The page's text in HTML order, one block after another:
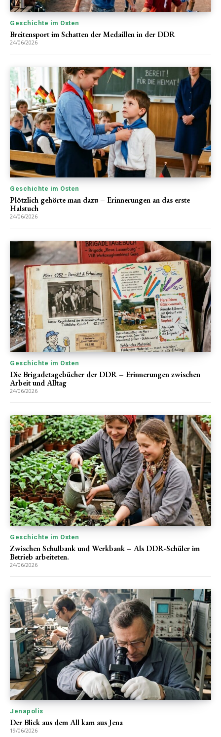
Geschichte im Osten
Breitensport im Schatten der Medaillen in der DDR
24/06/2026
Geschichte im Osten
Plötzlich gehörte man dazu – Erinnerungen an das erste
Halstuch
24/06/2026
Geschichte im Osten
Die Brigadetagebücher der DDR – Erinnerungen zwischen
Arbeit und Alltag
24/06/2026
Geschichte im Osten
Zwischen Schulbank und Werkbank – Als DDR-Schüler im
Betrieb arbeiteten.
24/06/2026
Jenapolis
Der Blick aus dem All kam aus Jena
19/06/2026